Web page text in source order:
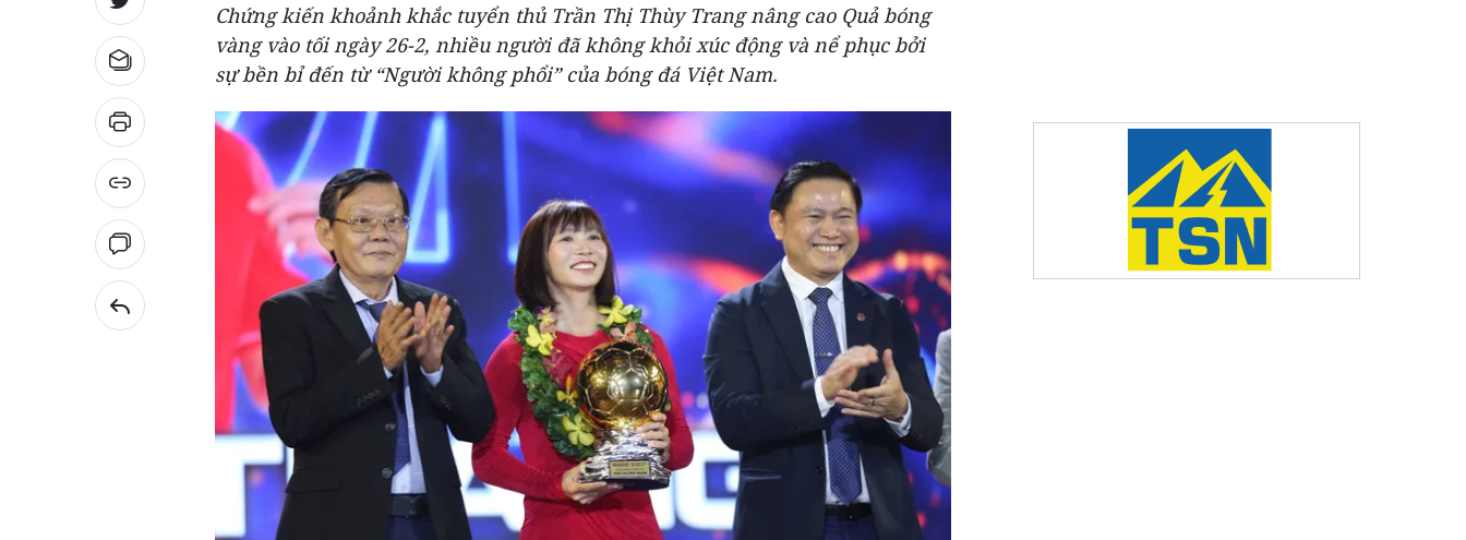
Chứng kiến khoảnh khắc tuyển thủ Trần Thị Thùy Trang nâng cao Quả bóng
vàng vào tối ngày 26-2, nhiều người đã không khỏi xúc động và nể phục bởi
sự bền bỉ đến từ “Người không phổi” của bóng đá Việt Nam.